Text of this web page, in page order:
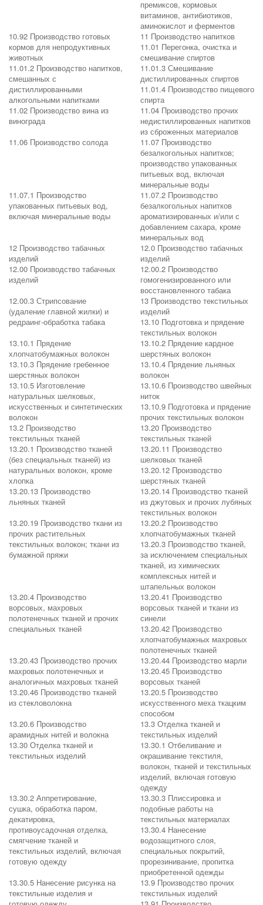
премиксов, кормовых
витаминов, антибиотиков,
аминокислот и ферментов
10.92 Производство готовых
кормов для непродуктивных
животных
11 Производство напитков
11.01 Перегонка, очистка и
смешивание спиртов
11.01.2 Производство напитков,
смешанных с
дистиллированными
алкогольными напитками
11.01.3 Смешивание
дистиллированных спиртов
11.01.4 Производство пищевого
спирта
11.02 Производство вина из
винограда
11.04 Производство прочих
недистиллированных напитков
из сброженных материалов
11.06 Производство солода
11.07 Производство
безалкогольных напитков;
производство упакованных
питьевых вод, включая
минеральные воды
11.07.1 Производство
упакованных питьевых вод,
включая минеральные воды
11.07.2 Производство
безалкогольных напитков
ароматизированных и/или с
добавлением сахара, кроме
минеральных вод
12 Производство табачных
изделий
12.0 Производство табачных
изделий
12.00 Производство табачных
изделий
12.00.2 Производство
гомогенизированного или
восстановленного табака
12.00.3 Стрипсование
(удаление главной жилки) и
редраинг-обработка табака
13 Производство текстильных
изделий
13.10 Подготовка и прядение
текстильных волокон
13.10.1 Прядение
хлопчатобумажных волокон
13.10.2 Прядение кардное
шерстяных волокон
13.10.3 Прядение гребенное
шерстяных волокон
13.10.4 Прядение льняных
волокон
13.10.5 Изготовление
натуральных шелковых,
искусственных и синтетических
волокон
13.10.6 Производство швейных
ниток
13.10.9 Подготовка и прядение
прочих текстильных волокон
13.2 Производство
текстильных тканей
13.20 Производство
текстильных тканей
13.20.1 Производство тканей
(без специальных тканей) из
натуральных волокон, кроме
хлопка
13.20.11 Производство
шелковых тканей
13.20.12 Производство
шерстяных тканей
13.20.13 Производство
льняных тканей
13.20.14 Производство тканей
из джутовых и прочих лубяных
текстильных волокон
13.20.19 Производство ткани из
прочих растительных
текстильных волокон; ткани из
бумажной пряжи
13.20.2 Производство
хлопчатобумажных тканей
13.20.3 Производство тканей,
за исключением специальных
тканей, из химических
комплексных нитей и
штапельных волокон
13.20.4 Производство
ворсовых, махровых
полотенечных тканей и прочих
специальных тканей
13.20.41 Производство
ворсовых тканей и ткани из
синели
13.20.42 Производство
хлопчатобумажных махровых
полотенечных тканей
13.20.43 Производство прочих
махровых полотенечных и
аналогичных махровых тканей
13.20.44 Производство марли
13.20.45 Производство
ворсовых тканей
13.20.46 Производство тканей
из стекловолокна
13.20.5 Производство
искусственного меха ткацким
способом
13.20.6 Производство
арамидных нитей и волокна
13.3 Отделка тканей и
текстильных изделий
13.30 Отделка тканей и
текстильных изделий
13.30.1 Отбеливание и
окрашивание текстиля,
волокон, тканей и текстильных
изделий, включая готовую
одежду
13.30.2 Аппретирование,
сушка, обработка паром,
декатировка,
противоусадочная отделка,
смягчение тканей и
текстильных изделий, включая
готовую одежду
13.30.3 Плиссировка и
подобные работы на
текстильных материалах
13.30.4 Нанесение
водозащитного слоя,
специальных покрытий,
прорезинивание, пропитка
приобретенной одежды
13.30.5 Нанесение рисунка на
текстильные изделия и
13.9 Производство прочих
текстильных изделий